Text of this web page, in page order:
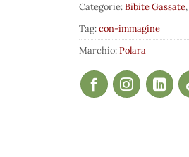
Categorie:Bibite Gassate,
Tag:con-immagine
Marchio:Polara